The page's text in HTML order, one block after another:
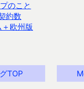
のこと
約数
欧州版
TOP